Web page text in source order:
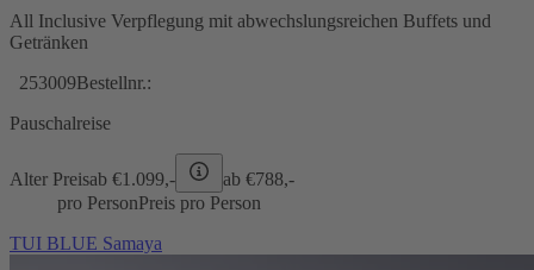
All Inclusive Verpflegung mit abwechslungsreichen Buffets und
Getränken
253009Bestellnr.:
Pauschalreise
Alter Preisab €1.099,- ab €788,-
pro PersonPreis pro Person
TUI BLUE Samaya